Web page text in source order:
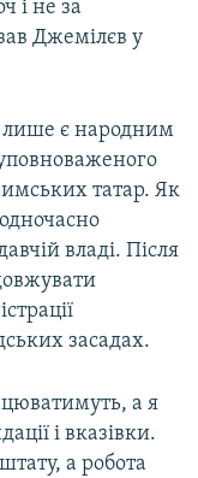
і не за
Джемілєв у
лише є народним
татар. Як
владі. Після
засадах.
а я
і вказівки.
а робота